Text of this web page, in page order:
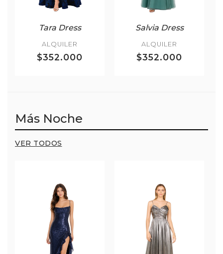
Tara Dress
ALQUILER
$352.000
Salvia Dress
ALQUILER
$352.000
Más Noche
VER TODOS